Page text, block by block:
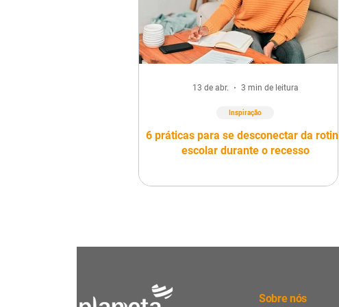
6 práticas para se desconectar da rotina
escolar durante o recesso
Inspiração
13 de abr. 3 min de leitura
Sobre nós